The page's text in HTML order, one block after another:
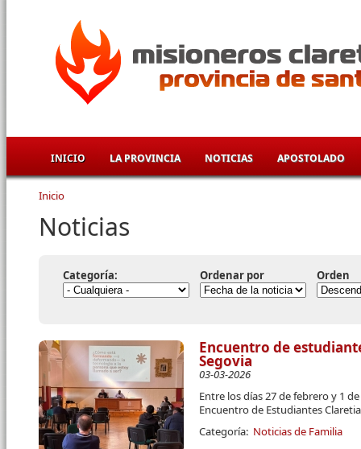
INICIO LA PROVINCIA NOTICIAS APOSTOLADO
Se encuentra usted aquí
Inicio
Noticias
Categoría: Ordenar por Orden
Encuentro de
Segovia
03-03-2026
Entre los días 27 de febrero y 1
Encuentro de Estudiantes
Categoría: Noticias de Familia